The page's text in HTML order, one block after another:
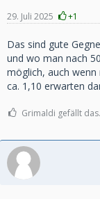
29. Juli 2025 +1
Das sind gute
und wo man nach
möglich, auch wenn
ca. 1,10 erwarten
Grimaldi gefällt das.